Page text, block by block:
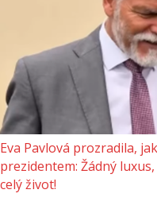
Eva Pavlová prozradila,
prezidentem: Žádný
celý život!